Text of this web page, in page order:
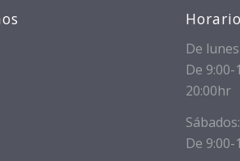
De
De 9:00-
20:00hr
Sábados:
De